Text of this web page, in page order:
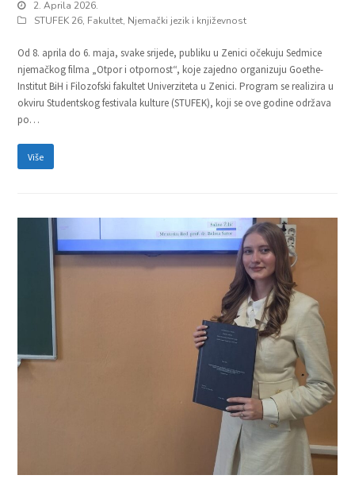
2. Aprila 2026.
STUFEK 26, Fakultet, Njemački jezik i književnost
Od 8. aprila do 6. maja, svake srijede, publiku u Zenici očekuju Sedmice
njemačkog filma „Otpor i otpornost“, koje zajedno organizuju Goethe-
Institut BiH i Filozofski fakultet Univerziteta u Zenici. Program se realizira u
okviru Studentskog festivala kulture (STUFEK), koji se ove godine održava
po…
Više